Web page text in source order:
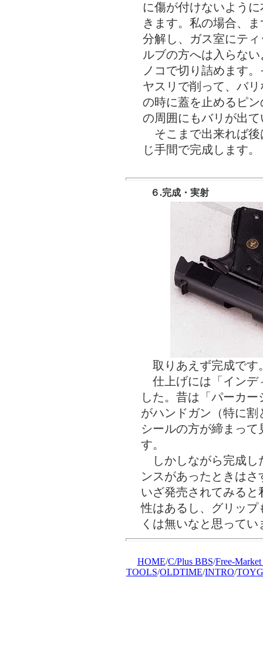
に傷が付けないよう
きます。私の場合、
分解し、ガス室にテ
ルブの方へは入らな
ノコで切り詰めます
ヤスリで削って、バ
の時に蓋を止めるピ
の周囲にもバリが出
そこまで出来れば後
じ手間で完成します。
６.完成・実射
取りあえず完成です
仕上げには「インデ
した。昔は「パーカ
がハンドガン（特に
シールの方が締まっ
す。
しかしながら完成し
ンスがあったときは
いざ発売されてみる
性はあるし、グリッ
くは無いなと思ってい
HOME/C/Plus BBS/Free-Market
TOOLS/OLDTIME/INTRO/